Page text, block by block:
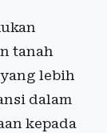
tanah
lebih
dalam
kepada